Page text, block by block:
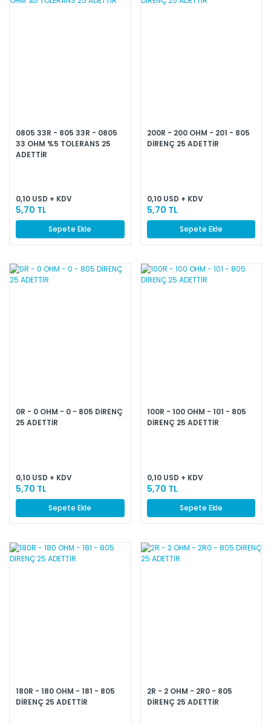
0805 33R - 805 33R - 0805
33 OHM %5 TOLERANS 25
ADETTİR
0,10 USD + KDV
5,70 TL
Sepete Ekle
200R - 200 OHM - 201 - 805
DİRENÇ 25 ADETTİR
0,10 USD + KDV
5,70 TL
Sepete Ekle
0R - 0 OHM - 0 - 805 DİRENÇ
25 ADETTİR
0,10 USD + KDV
5,70 TL
Sepete Ekle
100R - 100 OHM - 101 - 805
DİRENÇ 25 ADETTİR
0,10 USD + KDV
5,70 TL
Sepete Ekle
180R - 180 OHM - 181 - 805
DİRENÇ 25 ADETTİR
2R - 2 OHM - 2R0 - 805
DİRENÇ 25 ADETTİR